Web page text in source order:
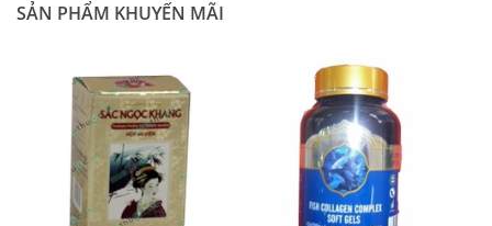
SẢN PHẨM KHUYẾN MÃI